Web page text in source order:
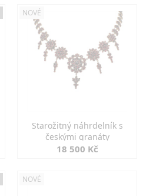
NOVÉ
Starožitný náhrdelník s
českými granáty
18 500 Kč
NOVÉ